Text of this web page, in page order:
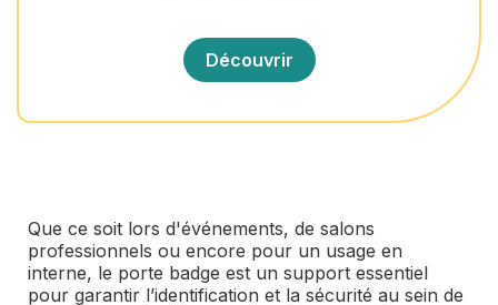
Découvrir
Que ce soit lors d'événements, de salons
professionnels ou encore pour un usage en
interne, le porte badge est un support essentiel
pour garantir l’identification et la sécurité au sein de